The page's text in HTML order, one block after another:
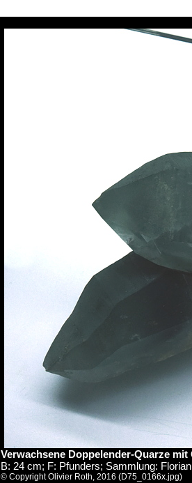
Verwachsene Doppelender-Quarze
B: 24 cm; F: Pfunders; Sammlung:
© Copyright Olivier Roth, 2016 (D75_0166x.jpg)